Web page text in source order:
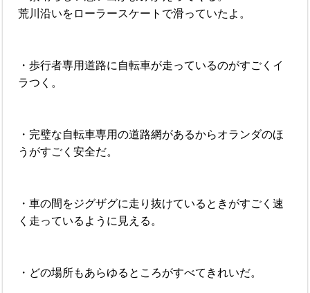
荒川沿いをローラースケートで滑っていたよ。
・歩行者専用道路に自転車が走っているのがすごくイ
ラつく。
・完璧な自転車専用の道路網があるからオランダのほ
うがすごく安全だ。
・車の間をジグザグに走り抜けているときがすごく速
く走っているように見える。
・どの場所もあらゆるところがすべてきれいだ。